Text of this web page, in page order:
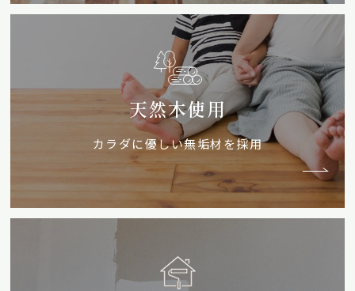
天然木使用
カラダに優しい無垢材を採用